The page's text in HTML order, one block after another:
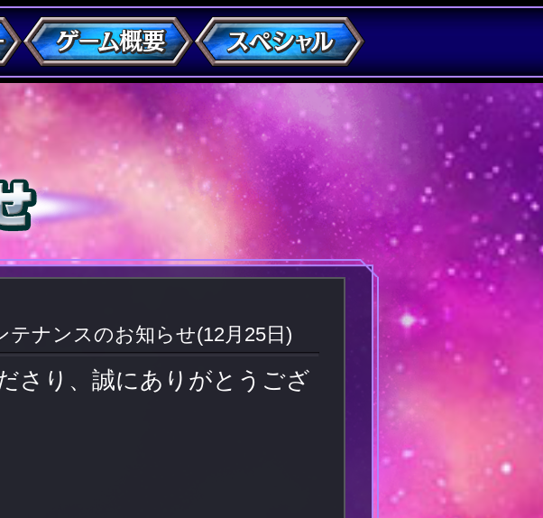
ナンスのお知らせ(12月25日)
さり、誠にありがとうござ